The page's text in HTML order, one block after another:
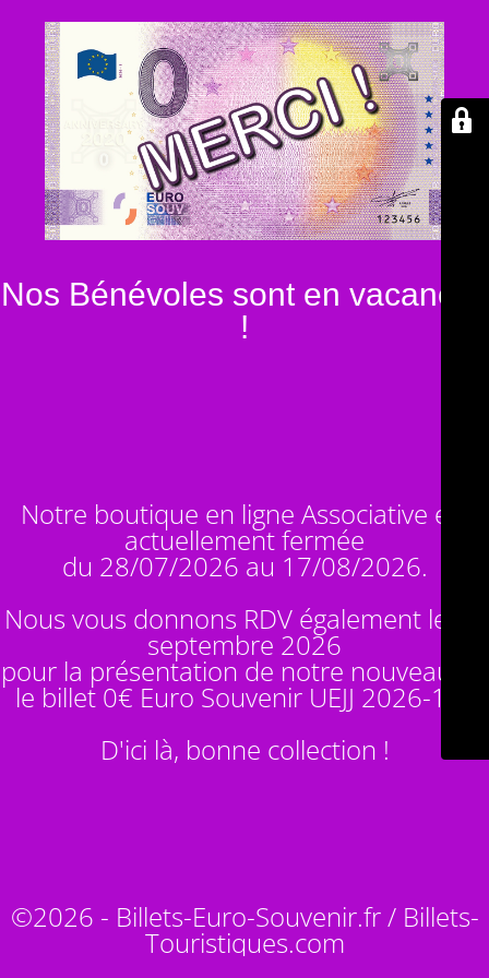
Nos Bénévoles sont en vacances
!
Notre boutique en ligne Associative est
actuellement fermée
du 28/07/2026 au 17/08/2026.
Nous vous donnons RDV également le 14
septembre 2026
pour la présentation de notre nouveauté :
le billet 0€ Euro Souvenir UEJJ 2026-10
D'ici là, bonne collection !
©2026 - Billets-Euro-Souvenir.fr / Billets-
Touristiques.com